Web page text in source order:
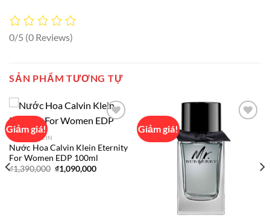
0/5 (0 Reviews)
SẢN PHẨM TƯƠNG TỰ
Giảm giá!
Add to
CALVIN KLEIN
Nước Hoa Calvin Klein Eternity
For Women EDP 100ml
₫1,390,000 Giá
gốc
₫1,090,000Giá
Giảm giá!